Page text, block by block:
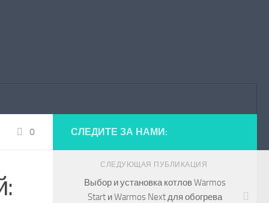
0 СЛЕДИТЕ ЗА НАМИ:
СЛЕДУЮЩАЯ ПУБЛИКАЦИЯ
Выбор и установка котлов Warmos
Start и Warmos Next для обогрева